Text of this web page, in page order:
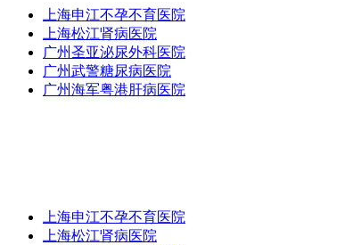
上海申江不孕不育医院
上海松江肾病医院
广州圣亚泌尿外科医院
广州武警糖尿病医院
广州海军粤港肝病医院
上海申江不孕不育医院
上海松江肾病医院